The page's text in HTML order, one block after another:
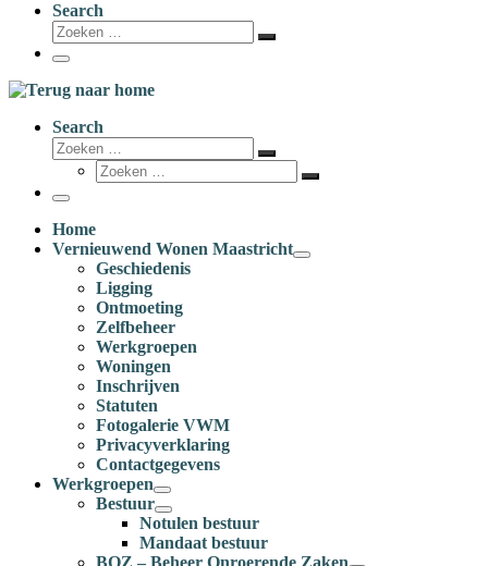
Search
Zoeken
Zoeken
Menu
Search
Zoeken
Zoeken
Zoeken
Zoeken
Menu
Home
Vernieuwend Wonen Maastricht
Geschiedenis
Ligging
Ontmoeting
Zelfbeheer
Werkgroepen
Woningen
Inschrijven
Statuten
Fotogalerie VWM
Privacyverklaring
Contactgegevens
Werkgroepen
Bestuur
Notulen bestuur
Mandaat bestuur
BOZ – Beheer Onroerende Zaken